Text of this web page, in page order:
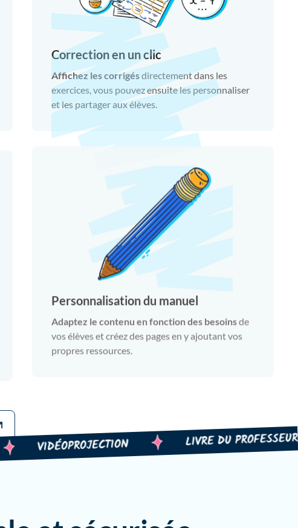
Correction en un clic
Affichez les corrigésdirectement dans les
exercices, vous pouvez ensuite les personnaliser
et les partager aux élèves.
Personnalisation du manuel
Adaptez le contenu en fonction des besoinsde
vos élèves et créez des pages en y ajoutant vos
propres ressources.
VIDÉOPROJECTION LIVRE DU PROFESSEUR